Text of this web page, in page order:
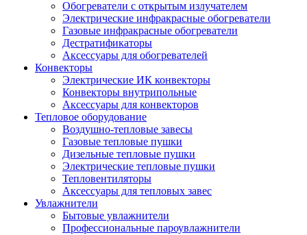
Обогреватели с открытым излучателем
Электрические инфракрасные обогреватели
Газовые инфракрасные обогреватели
Дестратификаторы
Аксессуары для обогревателей
Конвекторы
Электрические ИК конвекторы
Конвекторы внутрипольные
Аксессуары для конвекторов
Тепловое оборудование
Воздушно-тепловые завесы
Газовые тепловые пушки
Дизельные тепловые пушки
Электрические тепловые пушки
Тепловентиляторы
Аксессуары для тепловых завес
Увлажнители
Бытовые увлажнители
Профессиональные пароувлажнители